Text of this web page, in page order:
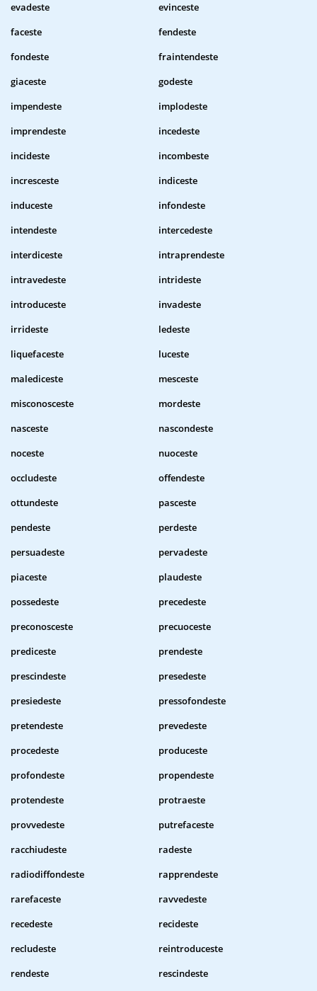
evadeste
evinceste
faceste
fendeste
fondeste
fraintendeste
giaceste
godeste
impendeste
implodeste
imprendeste
incedeste
incideste
incombeste
incresceste
indiceste
induceste
infondeste
intendeste
intercedeste
interdiceste
intraprendeste
intravedeste
intrideste
introduceste
invadeste
irrideste
ledeste
liquefaceste
luceste
malediceste
mesceste
misconosceste
mordeste
nasceste
nascondeste
noceste
nuoceste
occludeste
offendeste
ottundeste
pasceste
pendeste
perdeste
persuadeste
pervadeste
piaceste
plaudeste
possedeste
precedeste
preconosceste
precuoceste
prediceste
prendeste
prescindeste
presedeste
presiedeste
pressofondeste
pretendeste
prevedeste
procedeste
produceste
profondeste
propendeste
protendeste
protraeste
provvedeste
putrefaceste
racchiudeste
radeste
radiodiffondeste
rapprendeste
rarefaceste
ravvedeste
recedeste
recideste
recludeste
reintroduceste
rendeste
rescindeste